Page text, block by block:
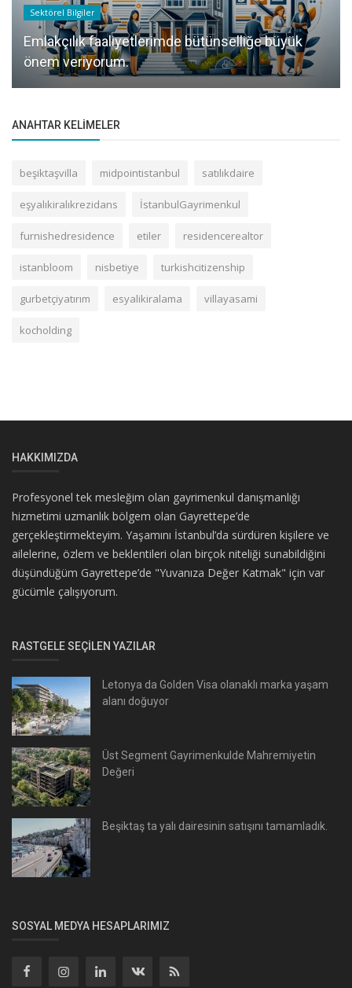
Sektörel Bilgiler
Emlakçılık faaliyetlerimde bütünselliğe büyük
önem veriyorum.
ANAHTAR KELIMELER
beşiktaşvilla midpointistanbul satılıkdaire
eşyalıkiralıkrezidans İstanbulGayrimenkul
furnishedresidence etiler residencerealtor
istanbloom nisbetiye turkishcitizenship
gurbetçiyatırım esyalikiralama villayasami
kocholding
HAKKIMIZDA
Profesyonel tek mesleğim olan gayrimenkul danışmanlığı
hizmetimi uzmanlık bölgem olan Gayrettepe’de
gerçekleştirmekteyim. Yaşamını İstanbul’da sürdüren kişilere ve
ailelerine, özlem ve beklentileri olan birçok niteliği sunabildiğini
düşündüğüm Gayrettepe’de "Yuvanıza Değer Katmak" için var
gücümle çalışıyorum.
RASTGELE SEÇILEN YAZILAR
Letonya da Golden Visa olanaklı marka yaşam
alanı doğuyor
Üst Segment Gayrimenkulde Mahremiyetin
Değeri
Beşiktaş ta yalı dairesinin satışını tamamladık.
SOSYAL MEDYA HESAPLARIMIZ